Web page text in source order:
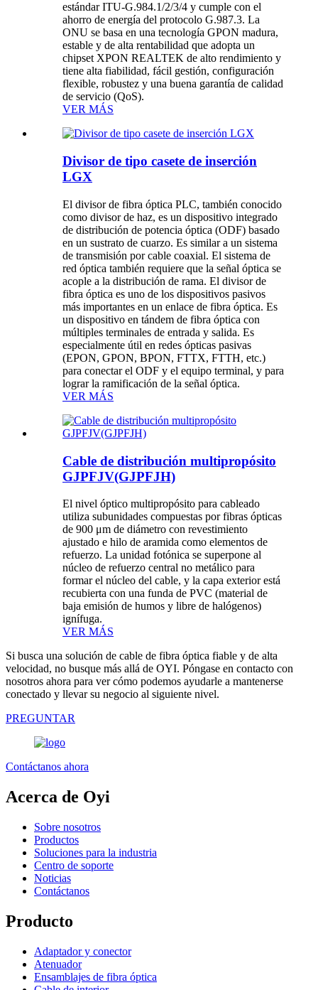
estándar ITU-G.984.1/2/3/4 y cumple con el
ahorro de energía del protocolo G.987.3. La
ONU se basa en una tecnología GPON madura,
estable y de alta rentabilidad que adopta un
chipset XPON REALTEK de alto rendimiento y
tiene alta fiabilidad, fácil gestión, configuración
flexible, robustez y una buena garantía de calidad
de servicio (QoS).
VER MÁS
Divisor de tipo casete de inserción
LGX
El divisor de fibra óptica PLC, también conocido
como divisor de haz, es un dispositivo integrado
de distribución de potencia óptica (ODF) basado
en un sustrato de cuarzo. Es similar a un sistema
de transmisión por cable coaxial. El sistema de
red óptica también requiere que la señal óptica se
acople a la distribución de rama. El divisor de
fibra óptica es uno de los dispositivos pasivos
más importantes en un enlace de fibra óptica. Es
un dispositivo en tándem de fibra óptica con
múltiples terminales de entrada y salida. Es
especialmente útil en redes ópticas pasivas
(EPON, GPON, BPON, FTTX, FTTH, etc.)
para conectar el ODF y el equipo terminal, y para
lograr la ramificación de la señal óptica.
VER MÁS
Cable de distribución multipropósito
GJPFJV(GJPFJH)
El nivel óptico multipropósito para cableado
utiliza subunidades compuestas por fibras ópticas
de 900 μm de diámetro con revestimiento
ajustado e hilo de aramida como elementos de
refuerzo. La unidad fotónica se superpone al
núcleo de refuerzo central no metálico para
formar el núcleo del cable, y la capa exterior está
recubierta con una funda de PVC (material de
baja emisión de humos y libre de halógenos)
ignífuga.
VER MÁS
Si busca una solución de cable de fibra óptica fiable y de alta
velocidad, no busque más allá de OYI. Póngase en contacto con
nosotros ahora para ver cómo podemos ayudarle a mantenerse
conectado y llevar su negocio al siguiente nivel.
PREGUNTAR
Contáctanos ahora
Acerca de Oyi
Sobre nosotros
Productos
Soluciones para la industria
Centro de soporte
Noticias
Contáctanos
Producto
Adaptador y conector
Atenuador
Ensamblajes de fibra óptica